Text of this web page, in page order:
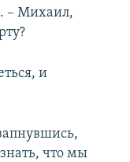
– Михаил,
и
что мы